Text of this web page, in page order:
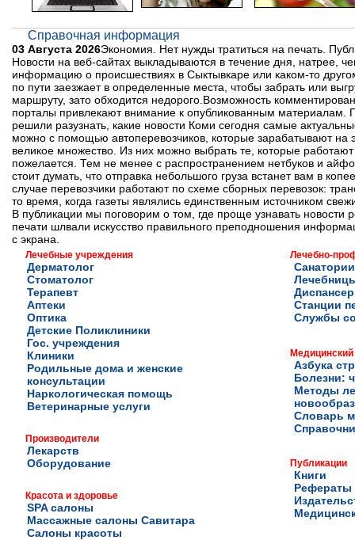
Справочная информация
03 Августа 2026Экономия. Нет нужды тратиться на печать.
Новости на веб-сайтах выкладываются в течение дня, натрее,
информацию о происшествиях в Сыктывкаре или каком-то
по пути заезжает в определенные места, чтобы забрать или
маршруту, зато обходится недорого.Возможность
порталы привлекают внимание к опубликованным материалам.
решили разузнать, какие новости Коми сегодня самые
можно с помощью автоперевозчиков, которые зарабатывают
великое множество. Из них можно выбрать те, которые
пожелается. Тем не менее с распространением нетбуков и
стоит думать, что отправка небольшого груза встанет вам в
случае перевозчики работают по схеме сборных перевозок:
то время, когда газеты являлись единственным источником
В публикации мы поговорим о том, где проще узнавать новости
печати шлвали искусство правильного преподношения
с экрана.
Лечебные учреждения
Дерматолог
Стоматолог
Терапевт
Аптеки
Оптика
Детские Поликлиники
Гос. учреждения
Клиники
Родильные дома и женские
консультации
Наркологическая помощь
Ветеринарные услуги
Производители
Лекарств
Оборудование
Красота и здоровье
SPA салоны
Массажные салоны Савитара
Салоны красоты
Лечебно-
Станции
Службы
Медицинский
Азбука
Болезни:
Методы
Словарь
Публикации
Книги
Рефераты